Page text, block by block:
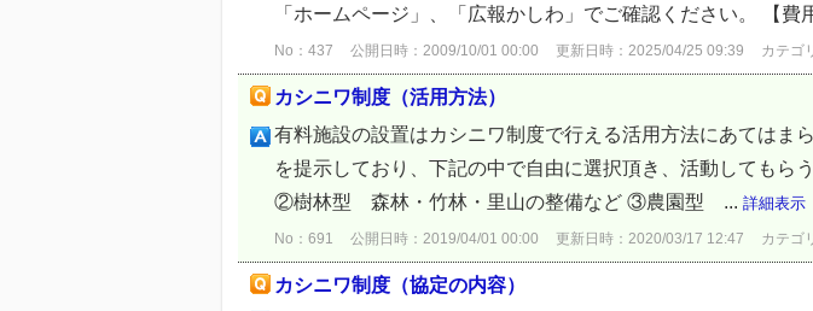
「ホームページ」、「広報かしわ」でご確認ください。 【費
No：437 公開日時：2009/10/01 00:00 更新日時：2025/04/25 09:39 カテゴ
カシニワ制度（活用方法）
有料施設の設置はカシニワ制度で行える活用方法にあてはま
を提示しており、下記の中で自由に選択頂き、活動しても
②樹林型 森林・竹林・里山の整備など ③農園型 ... 詳細表示
No：691 公開日時：2019/04/01 00:00 更新日時：2020/03/17 12:47 カテゴ
カシニワ制度（協定の内容）